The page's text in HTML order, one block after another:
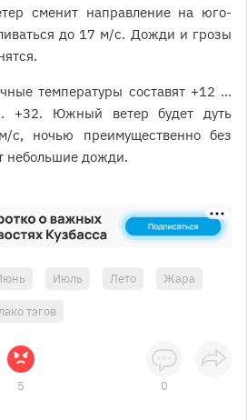
сменит направление на юго-
до 17 м/с. Дожди и грозы
температуры составят +12 …
+32. Южный ветер будет дуть
ночью преимущественно без
небольшие дожди.
Июль Лето Жара
тэгов
5 0